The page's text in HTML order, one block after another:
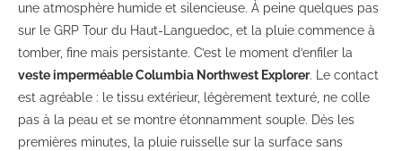
une atmosphère humide et silencieuse. À peine quelques pas
sur le GRP Tour du Haut-Languedoc, et la pluie commence à
tomber, fine mais persistante. C’est le moment d’enfiler la
veste imperméable Columbia Northwest Explorer. Le contact
est agréable : le tissu extérieur, légèrement texturé, ne colle
pas à la peau et se montre étonnamment souple. Dès les
premières minutes, la pluie ruisselle sur la surface sans